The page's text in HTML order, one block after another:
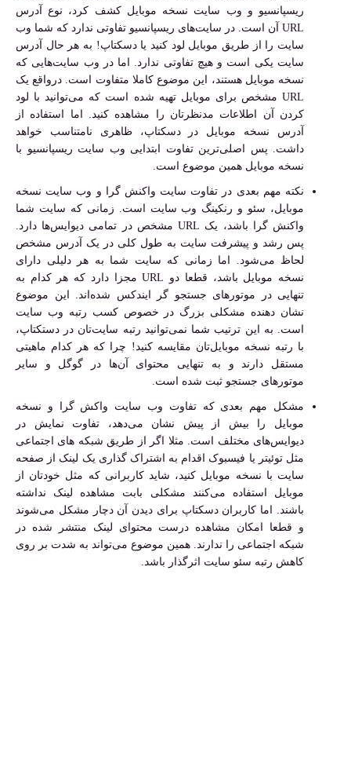
ریسپانسیو و وب سایت نسخه موبایل کشف کرد، نوع آدرس
URL آن است. در سایت‌های ریسپانسیو تفاوتی ندارد که شما وب
سایت را از طریق موبایل لود کنید یا دسکتاپ! به هر حال آدرس
سایت یکی است و هیچ تفاوتی ندارد. اما در وب سایت‌هایی که
نسخه موبایل هستند، این موضوع کاملا متفاوت است. درواقع یک
URL مشخص برای موبایل تهیه شده است که می‌توانید با لود
کردن آن اطلاعات مدنظرتان را مشاهده کنید. اما استفاده از
آدرس نسخه موبایل در دسکتاپ، ظاهری نامتناسب خواهد
داشت. پس اصلی‌ترین تفاوت ابتدایی وب سایت ریسپانسیو با
نسخه موبایل همین موضوع است.
نکته مهم بعدی در تفاوت سایت واکنش گرا و وب سایت نسخه
موبایل، سئو و رنکینگ وب سایت است. زمانی که سایت شما
واکنش گرا باشد، یک URL مشخص در تمامی دیوایس‌ها دارد.
پس رشد و پیشرفت سایت به طول کلی در یک آدرس مشخص
لحاظ می‌شود. اما زمانی که سایت شما به هر دلیلی دارای
نسخه موبایل باشد، قطعا دو URL مجزا دارد که هر کدام به
تنهایی در موتورهای جستجو گر ایندکس شده‌اند. این موضوع
نشان دهنده مشکلی بزرگ در خصوص کسب رتبه وب سایت
است. به این ترتیب شما نمی‌توانید رتبه سایت‌تان در دستکتاپ،
با رتبه نسخه موبایل‌تان مقایسه کنید! چرا که هر کدام ماهیتی
مستقل دارند و به تنهایی محتوای آن‌ها در گوگل و سایر
موتورهای جستجو ثبت شده است.
مشکل مهم بعدی که تفاوت وب سایت واکش گرا و نسخه
موبایل را بیش از پیش نشان می‌دهد، تفاوت نمایش در
دیوایس‌های مختلف است. مثلا اگر از طریق شبکه‌ های اجتماعی
مثل توئیتر یا فیسبوک اقدام به اشتراک گذاری یک لینک از صفحه
سایت با نسخه موبایل کنید، شاید کاربرانی که مثل خودتان از
موبایل استفاده می‌کنند مشکلی بابت مشاهده لینک نداشته
باشند. اما کاربران دسکتاپ برای دیدن آن دچار مشکل می‌شوند
و قطعا امکان مشاهده درست محتوای لینک منتشر شده در
شبکه اجتماعی را ندارند. همین موضوع می‌تواند به شدت بر روی
کاهش رتبه سئو سایت اثرگذار باشد.